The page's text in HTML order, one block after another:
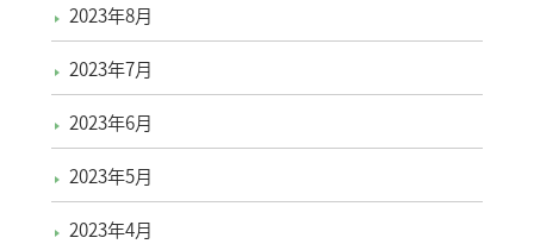
2023年8月
2023年7月
2023年6月
2023年5月
2023年4月